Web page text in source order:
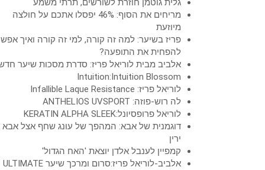
גלית גוטמן חוזרת לשורשים, תרתי משמע
מריחים את הסוף: 46% יפסלו אתכם על חולצה
מיוזעת
פריז בשיער: למה זה קורה, למי זה קורה ואיך
להפחית את התופעה?
אלביב מבית לוריאל פריז: סדרת מסכות שיער
Intuition:Intuition Blossom
לוריאל פריז: Infallible Laque Resistance
לה רוש-פוזה: ANTHELIOS UVSPORT
לוריאל פרופסיונל:KERATIN ALPHA SLEEK
דוגמנית של אבא: המהפך של עונג שחף אצל אבא
ירין
קמפיין לענבל אלדן יוצאת 'האח הגדול'
אלביב-לוריאל פריז:סרום ומרכך שיער ULTIMATE